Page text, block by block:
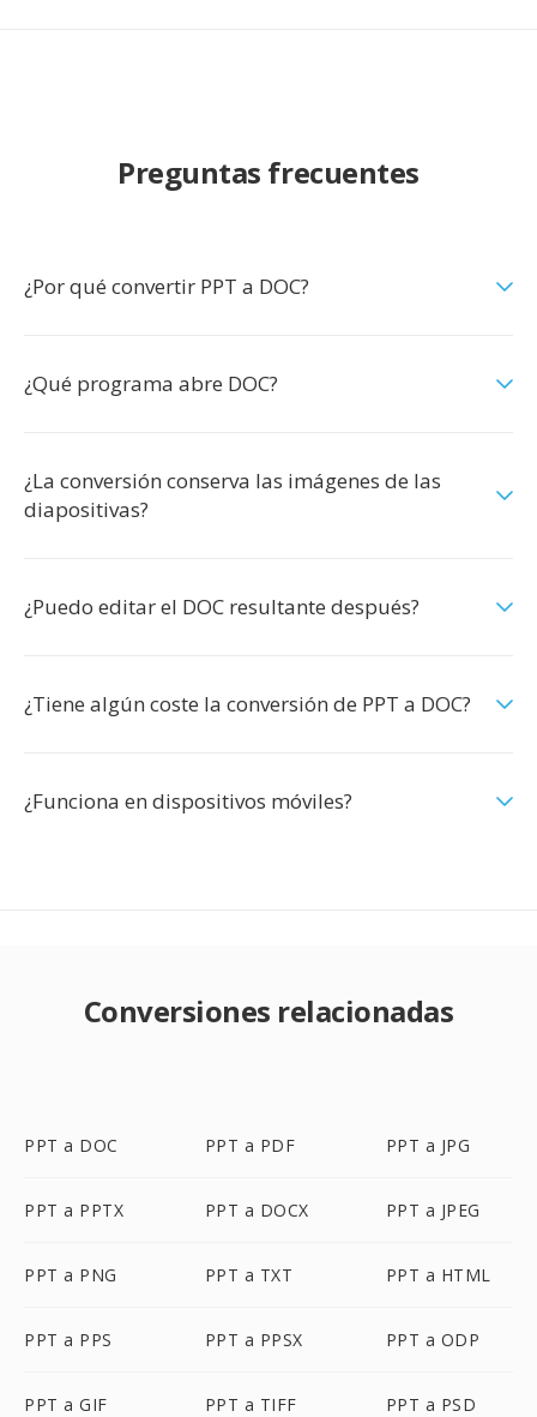
Preguntas frecuentes
¿Por qué convertir PPT a DOC?
¿Qué programa abre DOC?
¿La conversión conserva las imágenes de las
diapositivas?
¿Puedo editar el DOC resultante después?
¿Tiene algún coste la conversión de PPT a DOC?
¿Funciona en dispositivos móviles?
Conversiones relacionadas
PPT a DOC PPT a PDF PPT a JPG
PPT a PPTX PPT a DOCX PPT a JPEG
PPT a PNG PPT a TXT PPT a HTML
PPT a PPS PPT a PPSX PPT a ODP
PPT a GIF PPT a TIFF PPT a PSD